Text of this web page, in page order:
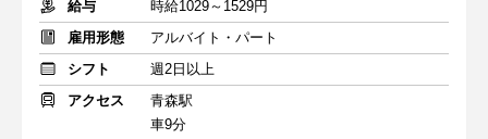
給与
時給1029～1529円
雇用形態
アルバイト・パート
シフト
週2日以上
アクセス
青森駅
車9分